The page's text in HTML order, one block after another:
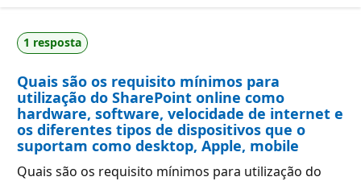
1 resposta
Quais são os requisito mínimos para
utilização do SharePoint online como
hardware, software, velocidade de internet e
os diferentes tipos de dispositivos que o
suportam como desktop, Apple, mobile
Quais são os requisito mínimos para utilização do